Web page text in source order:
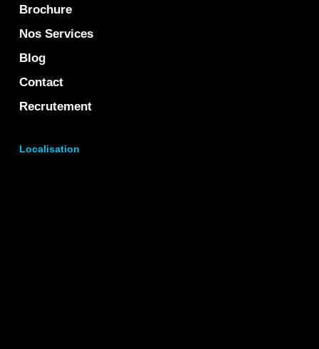
Brochure
Nos Services
Blog
Contact
Recrutement
Localisation